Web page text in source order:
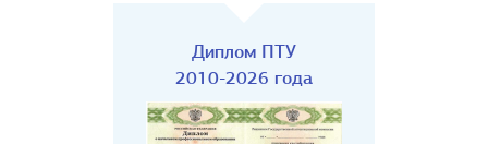
Диплом ПТУ
2010-2026 года